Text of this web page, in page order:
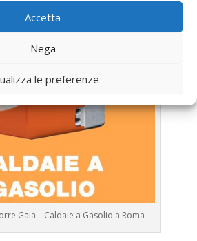
Accetta
Nega
le preferenze
Gaia – Caldaie a Gasolio a Roma